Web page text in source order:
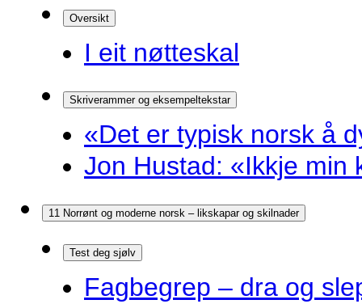
Oversikt
I eit nøtteskal
Skriverammer og eksempeltekstar
«Det er typisk norsk å
Jon Hustad: «Ikkje min
11 Norrønt og moderne norsk – likskapar og skilnader
Test deg sjølv
Fagbegrep – dra og